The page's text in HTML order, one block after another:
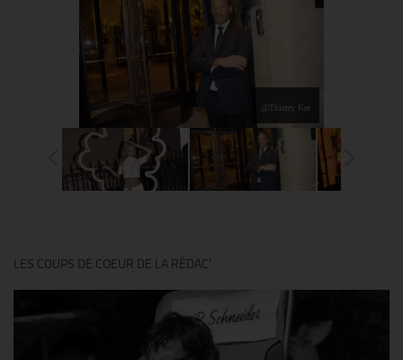
@Thierry Ker
LES COUPS DE COEUR DE LA RÉDAC’